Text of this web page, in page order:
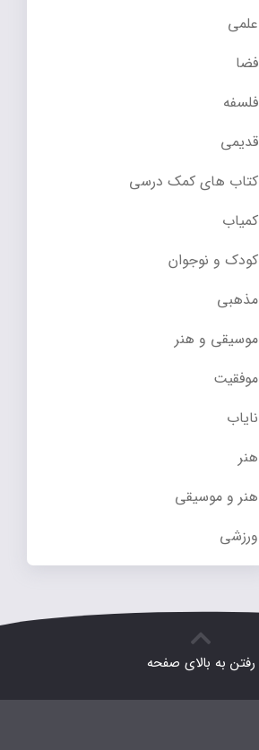
علمی
فضا
فلسفه
قدیمی
کتاب های کمک درسی
کمیاب
کودک و نوجوان
مذهبی
موسیقی و هنر
موفقیت
نایاب
هنر
هنر و موسیقی
ورزشی
رفتن به بالای صفحه